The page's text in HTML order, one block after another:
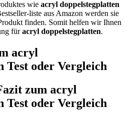
wie acryl doppelstegplatten
liste aus Amazon werden sie
finden. Somit helfen wir Ihnen
füracryl doppelstegplatten.
acryl
Test oder Vergleich
zum acryl
Test oder Vergleich